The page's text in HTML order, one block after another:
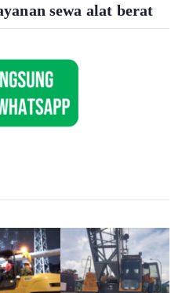
sewa alat berat